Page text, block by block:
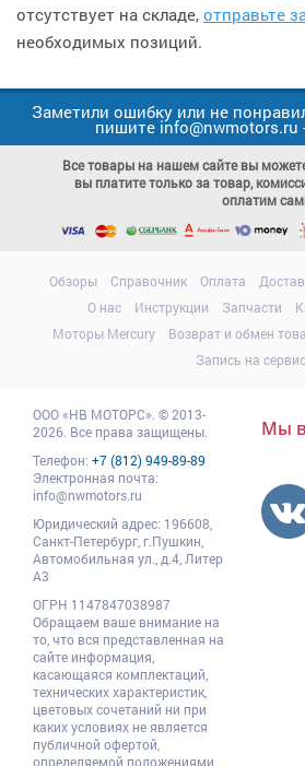
отсутствует на складе, отправьте
необходимых позиций.
Заметили ошибку или не
пишите info@nwmotors.ru
Все товары на нашем сайте вы
вы платите только за товар,
оплатим
Обзоры Справочник Оплата
О нас
Инструкции Запчасти
Моторы Mercury
Возврат и обмен
Запись на сервис
ООО«НВ МОТОРС» © 2013-
2026. Все права защищены.
Телефон: +7 (812) 949-89-89
Электронная почта:
info@nwmotors.ru
Юридический адрес: 196608
Санкт-Петербург, г.Пушкин
Автомобильная ул., д.4, Литер
А3
ОГРН 1147847038987
Обращаем ваше внимание на
то, что вся представленная на
сайте информация,
касающаяся комплектаций,
технических характеристик,
цветовых сочетаний ни при
каких условиях не является
публичной офертой,
определяемой положениями
Мы в